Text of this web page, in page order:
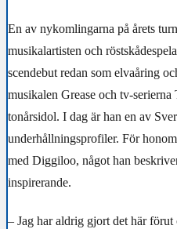
En av nykomlingarna på årets
musikalartisten och
scendebut redan som elvaåring
musikalen Grease och tv-
tonårsidol. I dag är han en av
underhållningsprofiler. För
med Diggiloo, något han
inspirerande.
– Jag har aldrig gjort det här